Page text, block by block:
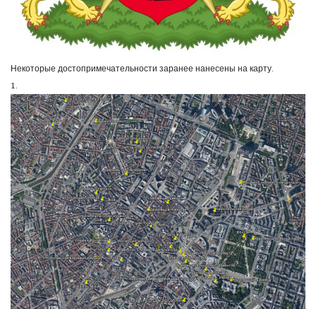
Некоторые достопримечательности заранее нанесены на карту.
1.